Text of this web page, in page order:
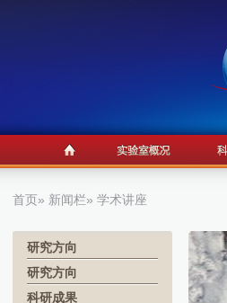
首页» 新闻栏» 学术讲座
研究方向
研究方向
科研成果